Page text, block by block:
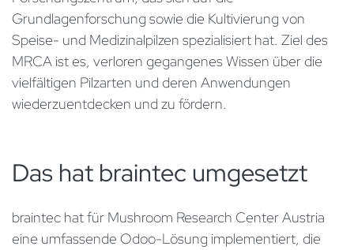
Grundlagenforschung sowie die Kultivierung von
Speise- und Medizinalpilzen spezialisiert hat. Ziel des
MRCA ist es, verloren gegangenes Wissen über die
vielfältigen Pilzarten und deren Anwendungen
wiederzuentdecken und zu fördern.
Das hat braintec umgesetzt
braintec hat für Mushroom Research Center Austria
eine umfassende Odoo-Lösung implementiert, die